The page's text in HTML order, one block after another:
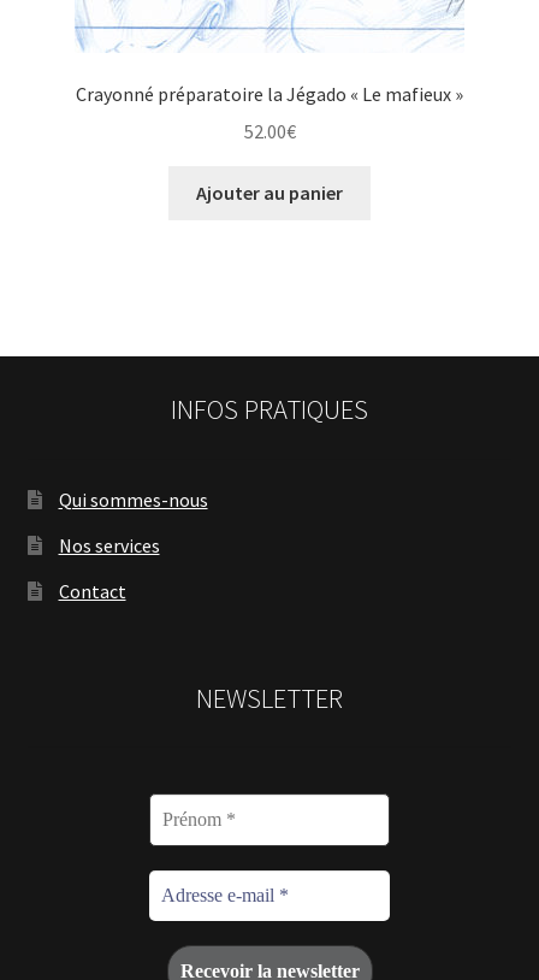
Crayonné préparatoire la Jégado « Le mafieux »
52.00€
Ajouter au panier
INFOS PRATIQUES
Qui sommes-nous
Nos services
Contact
NEWSLETTER